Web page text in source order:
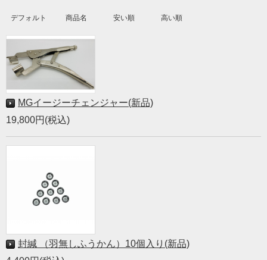
デフォルト 商品名 安い順 高い順
MGイージーチェンジャー(新品)
19,800円(税込)
封緘 （羽無しふうかん）10個入り(新品)